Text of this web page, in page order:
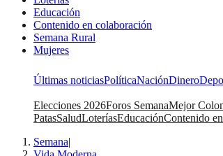
Educación
Contenido en colaboración
Semana Rural
Mujeres
Últimas noticiasPolíticaNaciónDinero
Elecciones 2026Foros SemanaMejor
PatasSaludLoteríasEducaciónContenido
Semana|